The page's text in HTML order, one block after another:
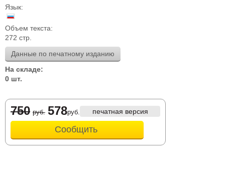
Язык:
Объем текста:
272 стр.
Данные по печатному изданию
На складе:
0 шт.
750 руб. 578руб. печатная версия
Сообщить